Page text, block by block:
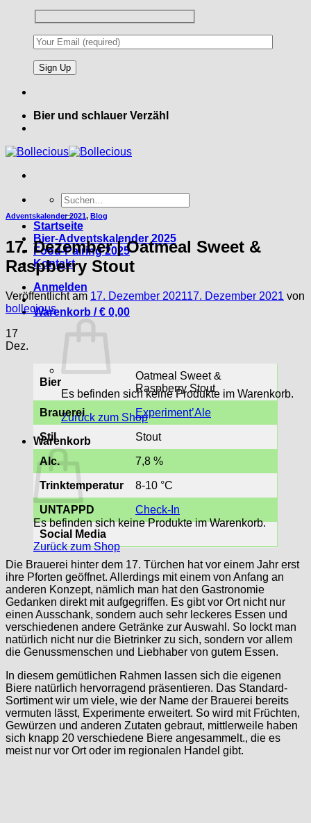
Bier und schlauer Verzähl
Suche
nach:
Startseite
Bier-Adventskalender 2025
Food-Pairing 2025
Kontakt
Anmelden
Warenkorb /€ 0,00
Es befinden sich keine Produkte im Warenkorb.
Zurück zum Shop
Warenkorb
Es befinden sich keine Produkte im Warenkorb.
Zurück zum Shop
Adventskalender 2021, Blog
17. Dezember | Oatmeal Sweet &
Raspberry Stout
Veröffentlicht am 17. Dezember 202117. Dezember 2021 von
bollecious
17
Dez.
Bier
Oatmeal Sweet &
Raspberry Stout
Brauerei Experiment’Ale
Stil Stout
Alc. 7,8 %
Trinktemperatur 8-10 °C
UNTAPPD Check-In
Social Media
Die Brauerei hinter dem 17. Türchen hat vor einem Jahr erst
ihre Pforten geöffnet. Allerdings mit einem von Anfang an
anderen Konzept, nämlich man hat den Gastronomie
Gedanken direkt mit aufgegriffen. Es gibt vor Ort nicht nur
einen Ausschank, sondern auch sehr leckeres Essen und
verschiedenen andere Getränke zur Auswahl. So lockt man
natürlich nicht nur die Bietrinker zu sich, sondern vor allem
die Genussmenschen und Liebhaber von gutem Essen.
In diesem gemütlichen Rahmen lassen sich die eigenen
Biere natürlich hervorragend präsentieren. Das Standard-
Sortiment wir um viele, wie der Name der Brauerei bereits
vermuten lässt, Experimente erweitert. So wird mit Früchten,
Gewürzen und anderen Zutaten gebraut, mittlerweile haben
sich knapp 20 verschiedene Biere angesammelt., die es
meist nur vor Ort oder im regionalen Handel gibt.